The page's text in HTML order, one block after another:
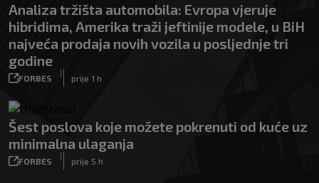
Analiza tržišta automobila: Evropa vjeruje
hibridima, Amerika traži jeftinije modele, u BiH
najveća prodaja novih vozila u posljednje tri
godine
FORBES
|
prije 1 h
Šest poslova koje možete pokrenuti od kuće uz
minimalna ulaganja
FORBES
|
prije 5 h